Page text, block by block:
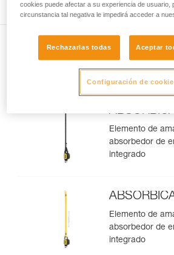
En el artículo
Elemento de
absorbedor de
integrado
Elemento de
absorbedor de
integrado
cookies puede afectar a su experiencia de usuario,
circunstancia tal negativa le impedirá acceder a
Rechazarlas todas Aceptar
Configuración de